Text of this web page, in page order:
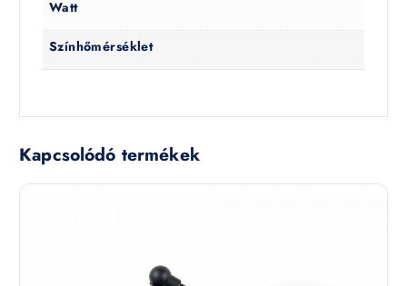
Watt
Színhőmérséklet
Kapcsolódó termékek